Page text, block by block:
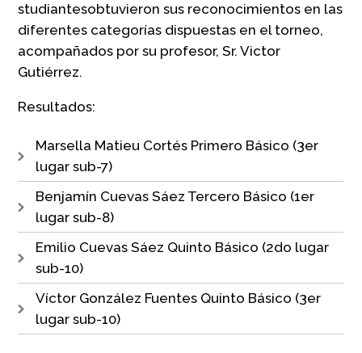
studiantesobtuvieron sus reconocimientos en las
diferentes categorías dispuestas en el torneo,
acompañados por su profesor, Sr. Victor
Gutiérrez.
Resultados:
Marsella Matieu Cortés Primero Básico (3er
lugar sub-7)
Benjamín Cuevas Sáez Tercero Básico (1er
lugar sub-8)
Emilio Cuevas Sáez Quinto Básico (2do lugar
sub-10)
Víctor González Fuentes Quinto Básico (3er
lugar sub-10)